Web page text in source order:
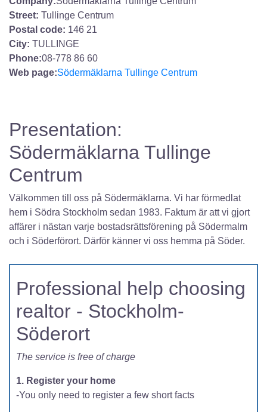
Street: Tullinge Centrum
Postal code: 146 21
City: TULLINGE
Phone:08-778 86 60
Web page:Södermäklarna Tullinge Centrum
Presentation:
Södermäklarna Tullinge
Centrum
Välkommen till oss på Södermäklarna. Vi har förmedlat
hem i Södra Stockholm sedan 1983. Faktum är att vi gjort
affärer i nästan varje bostadsrättsförening på Södermalm
och i Söderförort. Därför känner vi oss hemma på Söder.
Professional help choosing
realtor - Stockholm-
Söderort
The service is free of charge
1. Register your home
-You only need to register a few short facts